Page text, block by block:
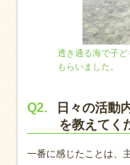
透き通る海で子
もらいました。
Q2.
日々の活動
を教えてく
一番に感じたことは、